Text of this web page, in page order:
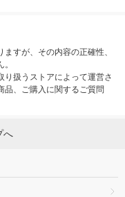
すが、その内容の正確性、
り扱うストアによって運営さ
品、ご購入に関するご質問
へ